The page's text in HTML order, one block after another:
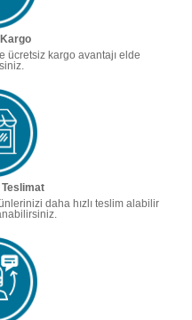
ücretsiz kargo avantajı elde
Teslimat
daha hızlı teslim alabilir